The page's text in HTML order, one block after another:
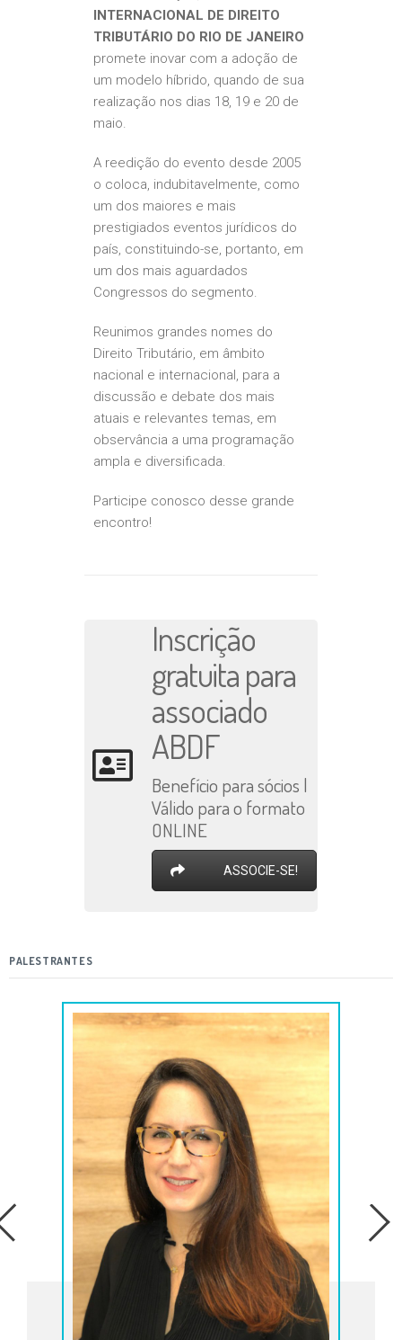
INTERNACIONAL DE DIREITO
TRIBUTÁRIO DO RIO DE JANEIRO
promete inovar com a adoção de
um modelo híbrido, quando de sua
realização nos dias 18, 19 e 20 de
maio.
A reedição do evento desde 2005
o coloca, indubitavelmente, como
um dos maiores e mais
prestigiados eventos jurídicos do
país, constituindo-se, portanto, em
um dos mais aguardados
Congressos do segmento.
Reunimos grandes nomes do
Direito Tributário, em âmbito
nacional e internacional, para a
discussão e debate dos mais
atuais e relevantes temas, em
observância a uma programação
ampla e diversificada.
Participe conosco desse grande
encontro!
Inscrição
gratuita para
associado
ABDF
Benefício para sócios |
Válido para o formato
ONLINE
ASSOCIE-SE!
PALESTRANTES